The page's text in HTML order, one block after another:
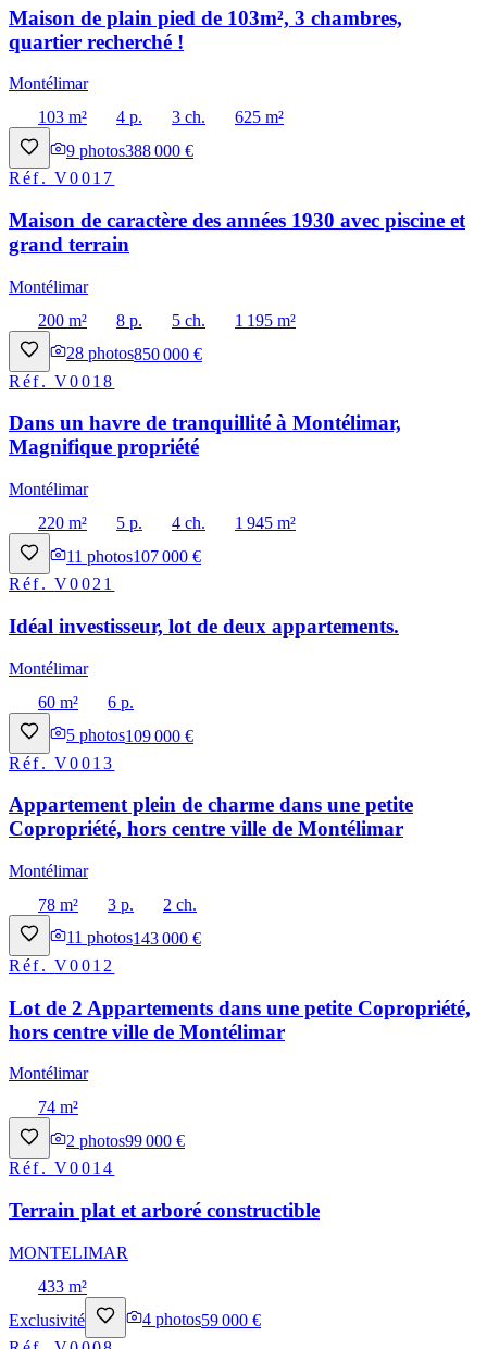
Maison de plain pied de 103m², 3 chambres,
quartier recherché !
Montélimar
103 m²
4 p. 3 ch.
625 m²
9 photos388 000 €
Réf.V0017
Maison de caractère des années 1930 avec piscine et
grand terrain
Montélimar
200 m²
8 p. 5 ch.
1 195 m²
28 photos850 000 €
Réf.V0018
Dans un havre de tranquillité à Montélimar,
Magnifique propriété
Montélimar
220 m²
5 p. 4 ch.
1 945 m²
11 photos107 000 €
Réf.V0021
Idéal investisseur, lot de deux appartements.
Montélimar
60 m²
6 p.
5 photos109 000 €
Réf.V0013
Appartement plein de charme dans une petite
Copropriété, hors centre ville de Montélimar
Montélimar
78 m²
3 p.
2 ch.
11 photos143 000 €
Réf.V0012
Lot de 2 Appartements dans une petite Copropriété,
hors centre ville de Montélimar
Montélimar
74 m²
2 photos99 000 €
Réf.V0014
Terrain plat et arboré constructible
MONTELIMAR
433 m²
Exclusivité
4 photos59 000 €